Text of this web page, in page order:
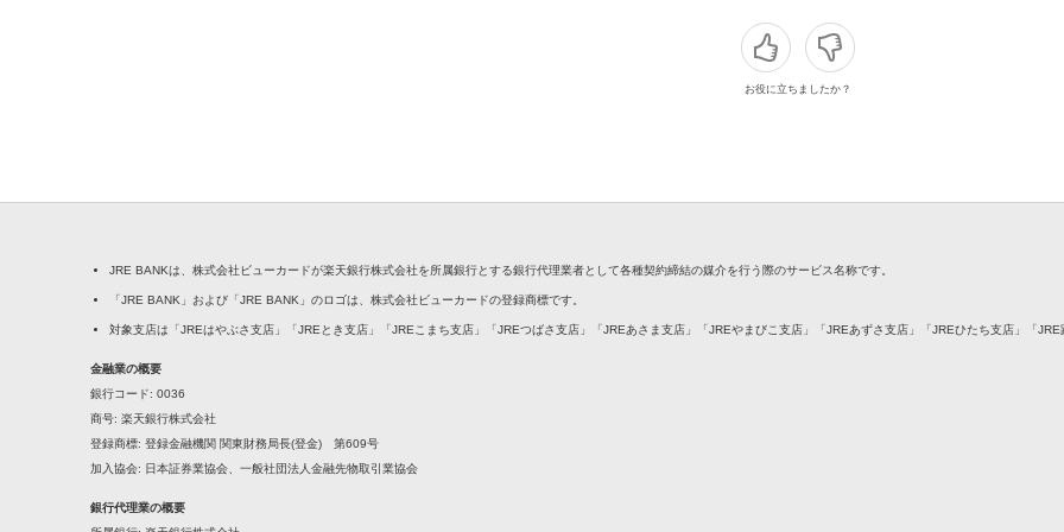
お役に立ちましたか？
JRE BANKは、株式会社ビューカードが楽天銀行株式会社を所属銀行とする銀行代理業者として各種契約締結の媒介を行う際のサービス名称です。
「JRE BANK」および「JRE BANK」のロゴは、株式会社ビューカードの登録商標です。
対象支店は「JREはやぶさ支店」「JREとき支店」「JREこまち支店」「JREつばさ支店」「JREあさま支店」「JREやまびこ支店」「JREあずさ支店」「JREひたち支店」「JRE
金融業の概要
銀行コード
0036
商号 楽天銀行株式会社
登録商標 登録金融機関 関東財務局長(登金) 第609号
加入協会
日本証券業協会、一般社団法人金融先物取引業協会
銀行代理業の概要